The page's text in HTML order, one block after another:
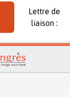
Lettre de
liaison :